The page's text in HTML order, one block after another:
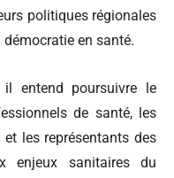
politiques régionales
en santé.
entend poursuivre le
de santé, les
les représentants des
enjeux sanitaires du